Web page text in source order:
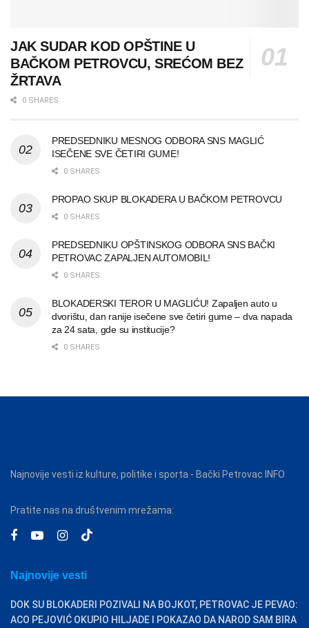
JAK SUDAR KOD OPŠTINE U
BAČKOM PETROVCU, SREĆOM BEZ
ŽRTAVA
0 SHARES
PREDSEDNIKU MESNOG ODBORA SNS MAGLIĆ
ISEČENE SVE ČETIRI GUME!
0 SHARES
PROPAO SKUP BLOKADERA U BAČKOM PETROVCU
0 SHARES
PREDSEDNIKU OPŠTINSKOG ODBORA SNS BAČKI
PETROVAC ZAPALJEN AUTOMOBIL!
0 SHARES
BLOKADERSKI TEROR U MAGLIĆU! Zapaljen auto u
dvorištu, dan ranije isečene sve četiri gume – dva napada
za 24 sata, gde su institucije?
0 SHARES
Najnovije vesti iz kulture, politike i sporta - Bački Petrovac INFO
Pratite nas na društvenim mrežama:
Najnovije vesti
DOK SU BLOKADERI POZIVALI NA BOJKOT, PETROVAC JE PEVAO:
ACO PEJOVIĆ OKUPIO HILJADE I POKAZAO DA NAROD SAM BIRA